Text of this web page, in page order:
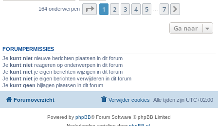
164 onderwerpen Pagina van 7
1 2 3 4 5 7
Ga naar
FORUMPERMISSIES
Je kunt niet nieuwe berichten plaatsen in dit forum
Je kunt niet reageren op onderwerpen in dit forum
Je kunt niet je eigen berichten wijzigen in dit forum
Je kunt niet je eigen berichten verwijderen in dit forum
Je kunt geen bijlagen plaatsen in dit forum
Forumoverzicht Alle tijden zijn UTC+02:00
Verwijder cookies
Powered by phpBB® Forum Software © phpBB Limited